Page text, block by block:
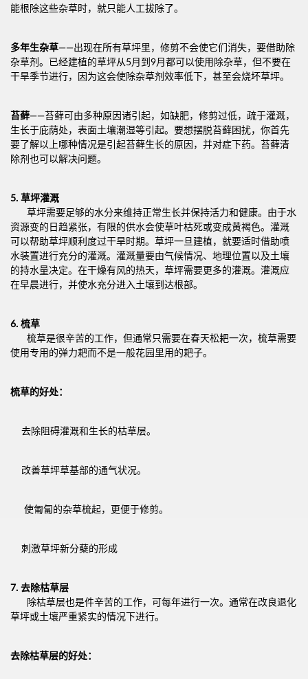
能根除这些杂草时，就只能人工拔除了。
多年生杂草——出现在所有草坪里，修剪不会使它们消失，要借助除
杂草剂。已经建植的草坪从5月到9月都可以使用除杂草，但不要在
干旱季节进行，因为这会使除杂草剂效率低下，甚至会烧坏草坪。
苔藓——苔藓可由多种原因诸引起，如缺肥，修剪过低，疏于灌溉，
生长于庇荫处，表面土壤潮湿等引起。要想摆脱苔藓困扰，你首先
要了解以上哪种情况是引起苔藓生长的原因，并对症下药。苔藓清
除剂也可以解决问题。
5. 草坪灌溉
草坪需要足够的水分来维持正常生长并保持活力和健康。由于水
资源变的日趋紧张，有限的供水会使草叶枯死或变成黄褐色。灌溉
可以帮助草坪顺利度过干旱时期。草坪一旦建植，就要适时借助喷
水装置进行充分的灌溉。灌溉量要由气候情况、地理位置以及土壤
的持水量决定。在干燥有风的热天，草坪需要更多的灌溉。灌溉应
在早晨进行，并使水充分进入土壤到达根部。
6. 梳草
梳草是很辛苦的工作，但通常只需要在春天松耙一次，梳草需要
使用专用的弹力耙而不是一般花园里用的耙子。
梳草的好处：
去除阻碍灌溉和生长的枯草层。
改善草坪草基部的通气状况。
使匍匐的杂草梳起，更便于修剪。
刺激草坪新分蘖的形成
7. 去除枯草层
除枯草层也是件辛苦的工作，可每年进行一次。通常在改良退化
草坪或土壤严重紧实的情况下进行。
去除枯草层的好处：